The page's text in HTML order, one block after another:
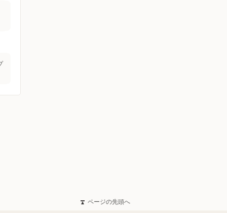
ページの先頭へ